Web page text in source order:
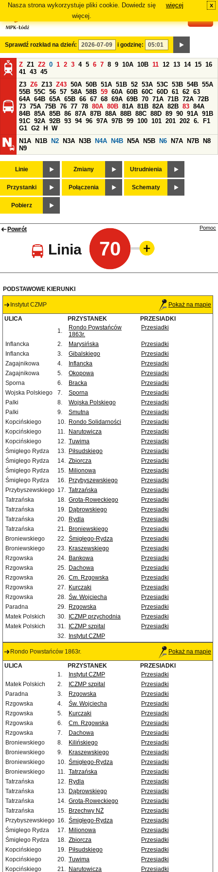
Nasza strona wykorzystuje pliki cookie. Dowiedz się
więcej.
więcej x
Sprawdź rozkład na dzień: i godzinę:
Z Z1 Z2 0 1 2 3 4 5 6 7 8 9 10A 10B 11 12 13 14 15 16
41 43 45
Z3 Z6 Z13 Z43 50A 50B 51A 51B 52 53A 53C 53B 54B 55A
55B 55C 56 57 58A 58B 59 60A 60B 60C 60D 61 62 63
64A 64B 65A 65B 66 67 68 69A 69B 70 71A 71B 72A 72B
73 75A 75B 76 77 78 80A 80B 81A 81B 82A 82B 83 84A
84B 85A 85B 86 87A 87B 88A 88B 88C 88D 89 90 91A 91B
91C 92A 92B 93 94 96 97A 97B 99 100 101 201 202 6.
F1
G1 G2 H
W
N1A
N1B N2 N3A N3B N4A N4B N5A N5B N6 N7A N7B
N8
N9
Linie Zmiany Utrudnienia
Przystanki Połączenia Schematy
Pobierz
Powrót
Linia 70
Pomoc
PODSTAWOWE KIERUNKI
Instytut CZMP Pokaż na mapie
ULICA PRZYSTANEK
PRZESIADKI
1.
Rondo Powstańców
1863r.
Przesiadki
Inflancka 2. Marysińska
Przesiadki
Inflancka
3. Gibalskiego
Przesiadki
Zagajnikowa
4. Inflancka
Przesiadki
Zagajnikowa
5. Okopowa
Przesiadki
Sporna
6. Bracka
Przesiadki
Wojska Polskiego
7. Sporna
Przesiadki
Palki
8. Wojska Polskiego
Przesiadki
Palki
9. Smutna
Przesiadki
Kopcińskiego
10. Rondo Solidarności
Przesiadki
Kopcińskiego
11. Narutowicza
Przesiadki
Kopcińskiego
12. Tuwima
Przesiadki
Śmigłego Rydza
13. Piłsudskiego
Przesiadki
Śmigłego Rydza
14. Zbiorcza
Przesiadki
Śmigłego Rydza
15. Milionowa
Przesiadki
Śmigłego Rydza
16. Przybyszewskiego
Przesiadki
Przybyszewskiego 17. Tatrzańska
Przesiadki
Tatrzańska
18. Grota-Roweckiego
Przesiadki
Tatrzańska
19. Dąbrowskiego
Przesiadki
Tatrzańska
20. Rydla
Przesiadki
Tatrzańska
21. Broniewskiego
Przesiadki
Broniewskiego
22. Śmigłego-Rydza
Przesiadki
Broniewskiego
23. Kraszewskiego
Przesiadki
Rzgowska
24. Bankowa
Przesiadki
Rzgowska
25. Dachowa
Przesiadki
Rzgowska
26. Cm. Rzgowska
Przesiadki
Rzgowska
27. Kurczaki
Przesiadki
Rzgowska
28. Św. Wojciecha
Przesiadki
Paradna
29. Rzgowska
Przesiadki
Matek Polskich
30. ICZMP przychodnia
Przesiadki
Matek Polskich
31. ICZMP szpital
Przesiadki
32.
Instytut CZMP
Rondo Powstańców 1863r. Pokaż na mapie
ULICA PRZYSTANEK
PRZESIADKI
1.
Instytut CZMP
Przesiadki
Matek Polskich
2. ICZMP szpital
Przesiadki
Paradna
3. Rzgowska
Przesiadki
Rzgowska
4. Św. Wojciecha
Przesiadki
Rzgowska
5. Kurczaki
Przesiadki
Rzgowska
6. Cm. Rzgowska
Przesiadki
Rzgowska
7. Dachowa
Przesiadki
Broniewskiego
8. Kilińskiego
Przesiadki
Broniewskiego
9. Kraszewskiego
Przesiadki
Broniewskiego
10. Śmigłego-Rydza
Przesiadki
Broniewskiego
11. Tatrzańska
Przesiadki
Tatrzańska
12. Rydla
Przesiadki
Tatrzańska
13. Dąbrowskiego
Przesiadki
Tatrzańska
14. Grota-Roweckiego
Przesiadki
Tatrzańska
15. Brzechwy NŻ
Przesiadki
Przybyszewskiego 16. Śmigłego-Rydza
Przesiadki
Śmigłego Rydza
17. Milionowa
Przesiadki
Śmigłego Rydza
18. Zbiorcza
Przesiadki
Kopcińskiego
19. Piłsudskiego
Przesiadki
Kopcińskiego
20. Tuwima
Przesiadki
Kopcińskiego
21. Narutowicza Przesiadki